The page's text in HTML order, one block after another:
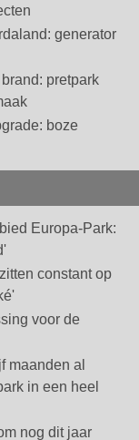
generator
pretpark
boze
Europa-Park:
constant op
voor de
maanden al
in een heel
nog dit jaar